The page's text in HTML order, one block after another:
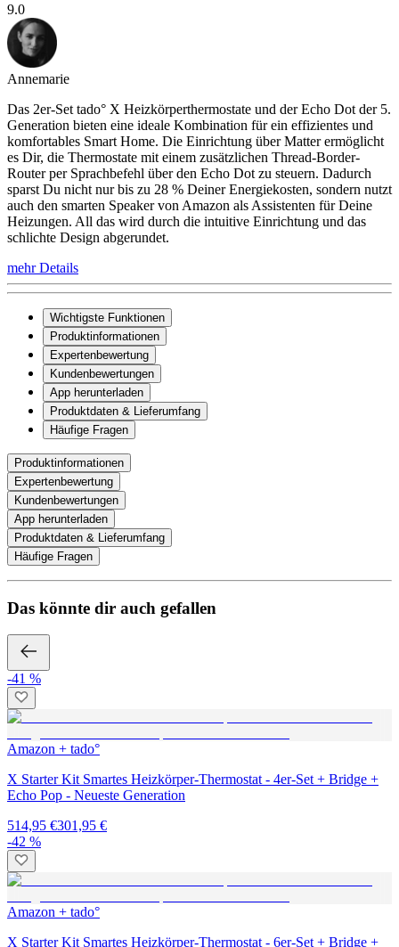
9.0
Annemarie
Das 2er-Set tado° X Heizkörperthermostate und der Echo Dot der 5.
Generation bieten eine ideale Kombination für ein effizientes und
komfortables Smart Home. Die Einrichtung über Matter ermöglicht
es Dir, die Thermostate mit einem zusätzlichen Thread-Border-
Router per Sprachbefehl über den Echo Dot zu steuern. Dadurch
sparst Du nicht nur bis zu 28 % Deiner Energiekosten, sondern nutzt
auch den smarten Speaker von Amazon als Assistenten für Deine
Heizungen. All das wird durch die intuitive Einrichtung und das
schlichte Design abgerundet.
mehr Details
Wichtigste Funktionen
Produktinformationen
Expertenbewertung
Kundenbewertungen
App herunterladen
Produktdaten & Lieferumfang
Häufige Fragen
Produktinformationen
Expertenbewertung
Kundenbewertungen
App herunterladen
Produktdaten & Lieferumfang
Häufige Fragen
Das könnte dir auch gefallen
-41 %
Amazon + tado°
X Starter Kit Smartes Heizkörper-Thermostat - 4er-Set + Bridge +
Echo Pop - Neueste Generation
514,95 €301,95 €
-42 %
Amazon + tado°
X Starter Kit Smartes Heizkörper-Thermostat - 6er-Set + Bridge +